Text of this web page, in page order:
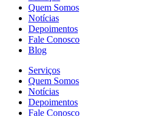
Quem Somos
Notícias
Depoimentos
Fale Conosco
Blog
Serviços
Quem Somos
Notícias
Depoimentos
Fale Conosco